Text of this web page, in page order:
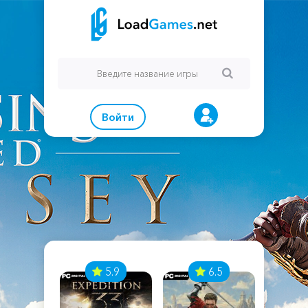
Войти
5.9 6.5